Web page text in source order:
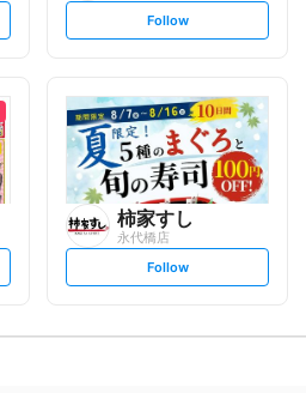
s
t
l
o
w
Follow
柿家すし
永代橋店
s
t
Follow